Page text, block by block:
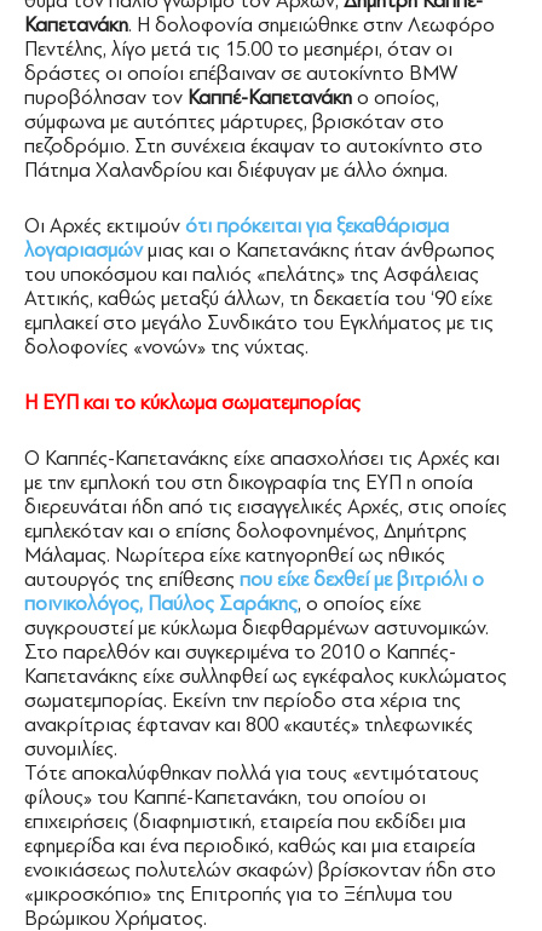
Καπετανάκη. Η δολοφονία σημειώθηκε στην Λεωφόρο
Πεντέλης, λίγο μετά τις 15.00 το μεσημέρι, όταν οι
δράστες οι οποίοι επέβαιναν σε αυτοκίνητο BMW
πυροβόλησαν τον Καππέ-Καπετανάκη ο οποίος,
σύμφωνα με αυτόπτες μάρτυρες, βρισκόταν στο
πεζοδρόμιο. Στη συνέχεια έκαψαν το αυτοκίνητο στο
Πάτημα Χαλανδρίου και διέφυγαν με άλλο όχημα.
Οι Αρχές εκτιμούν ότι πρόκειται για ξεκαθάρισμα
λογαριασμώνμιας και ο Καπετανάκης ήταν άνθρωπος
του υποκόσμου και παλιός «πελάτης» της Ασφάλειας
Αττικής, καθώς μεταξύ άλλων, τη δεκαετία του ‘90 είχε
εμπλακεί στο μεγάλο Συνδικάτο του Εγκλήματος με τις
δολοφονίες «νονών» της νύχτας.
Η ΕΥΠ και το κύκλωμα σωματεμπορίας
Ο Καππές-Καπετανάκης είχε απασχολήσει τις Αρχές και
με την εμπλοκή του στη δικογραφία της ΕΥΠ η οποία
διερευνάται ήδη από τις εισαγγελικές Αρχές, στις οποίες
εμπλεκόταν και ο επίσης δολοφονημένος, Δημήτρης
Μάλαμας. Νωρίτερα είχε κατηγορηθεί ως ηθικός
αυτουργός της επίθεσης που είχε δεχθεί με βιτριόλι ο
ποινικολόγος, Παύλος Σαράκης, ο οποίος είχε
συγκρουστεί με κύκλωμα διεφθαρμένων αστυνομικών.
Στο παρελθόν και συγκεριμένα το 2010 ο Καππές-
Καπετανάκης είχε συλληφθεί ως εγκέφαλος κυκλώματος
σωματεμπορίας. Εκείνη την περίοδο στα χέρια της
ανακρίτριας έφταναν και 800 «καυτές» τηλεφωνικές
συνομιλίες.
Τότε αποκαλύφθηκαν πολλά για τους «εντιμότατους
φίλους» του Καππέ-Καπετανάκη, του οποίου οι
επιχειρήσεις (διαφημιστική, εταιρεία που εκδίδει μια
εφημερίδα και ένα περιοδικό, καθώς και μια εταιρεία
ενοικιάσεως πολυτελών σκαφών) βρίσκονταν ήδη στο
«μικροσκόπιο» της Επιτροπής για το Ξέπλυμα του
Βρώμικου Χρήματος.